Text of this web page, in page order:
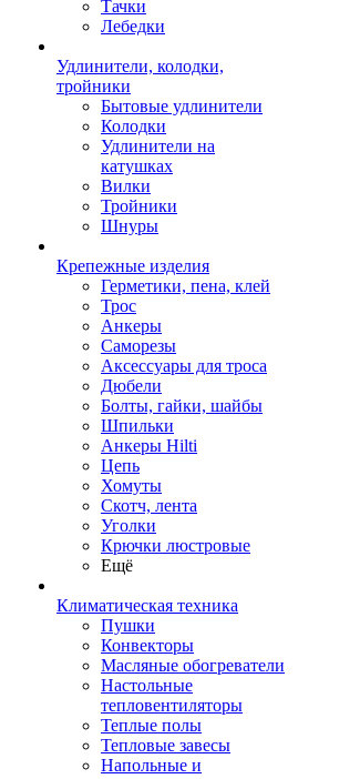
Тачки
Лебедки
Удлинители, колодки,
тройники
Бытовые удлинители
Колодки
Удлинители на
катушках
Вилки
Тройники
Шнуры
Крепежные изделия
Герметики, пена, клей
Трос
Анкеры
Саморезы
Аксессуары для троса
Дюбели
Болты, гайки, шайбы
Шпильки
Анкеры Hilti
Цепь
Хомуты
Скотч, лента
Уголки
Крючки люстровые
Ещё
Климатическая техника
Пушки
Конвекторы
Масляные обогреватели
Настольные
тепловентиляторы
Теплые полы
Тепловые завесы
Напольные и